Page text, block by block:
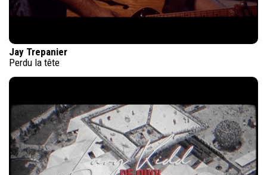
Jay Trepanier
Perdu la tête